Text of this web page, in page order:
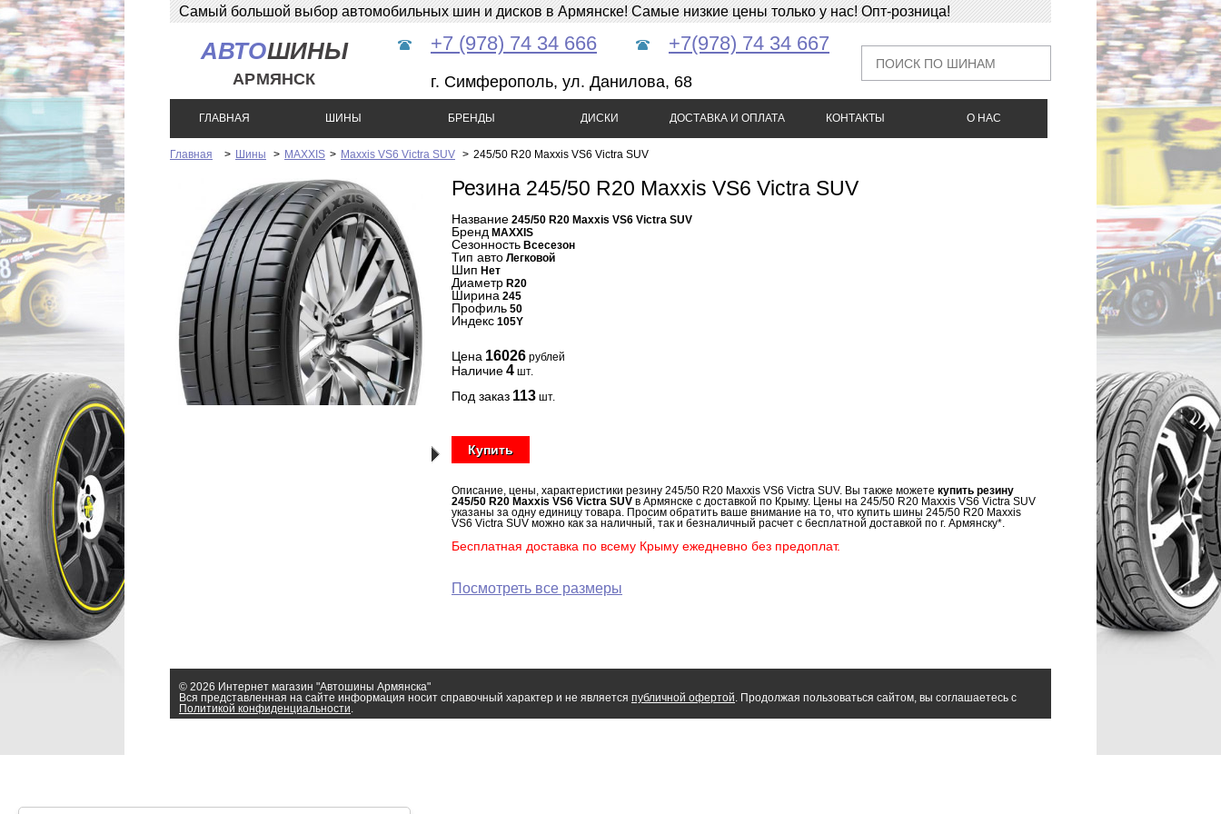
Самый большой выбор автомобильных шин и дисков в Армянске! Самые низкие цены только у нас! Опт-розница!
АВТОШИНЫ
АРМЯНСК
+7 (978) 74 34 666 +7(978) 74 34 667
г. Симферополь, ул. Данилова, 68
ГЛАВНАЯ ШИНЫ БРЕНДЫ ДИСКИ ДОСТАВКА И ОПЛАТА КОНТАКТЫ О НАС
Главная > Шины > MAXXIS > Maxxis VS6 Victra SUV > 245/50 R20 Maxxis VS6 Victra SUV
Резина 245/50 R20 Maxxis VS6 Victra SUV
Название 245/50 R20 Maxxis VS6 Victra SUV
Бренд MAXXIS
Сезонность Всесезон
Тип авто Легковой
Шип Нет
Диаметр R20
Ширина 245
Профиль 50
Индекс 105Y
Цена 16026 рублей
Наличие4 шт.
Под заказ 113 шт.
Купить
Описание, цены, характеристики резину 245/50 R20 Maxxis VS6 Victra SUV. Вы также можете купить резину
245/50 R20 Maxxis VS6 Victra SUV в Армянске с доставкой по Крыму. Цены на 245/50 R20 Maxxis VS6 Victra SUV
указаны за одну единицу товара. Просим обратить ваше внимание на то, что купить шины 245/50 R20 Maxxis
VS6 Victra SUV можно как за наличный, так и безналичный расчет с бесплатной доставкой по г. Армянску*.
Бесплатная доставка по всему Крыму ежедневно без предоплат.
Посмотреть все размеры
© 2026 Интернет магазин "Автошины Армянска"
Вся представленная на сайте информация носит справочный характер и не является публичной офертой. Продолжая пользоваться сайтом, вы соглашаетесь с
Политикой конфиденциальности.